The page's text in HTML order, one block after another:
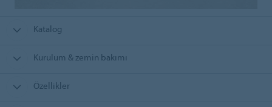
Katalog
Kurulum & zemin bakımı
Özellikler